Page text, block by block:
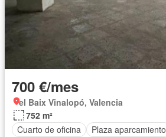
700 €/mes
el Baix Vinalopó, Valencia
752 m²
Cuarto de oficina
Plaza aparcamiento